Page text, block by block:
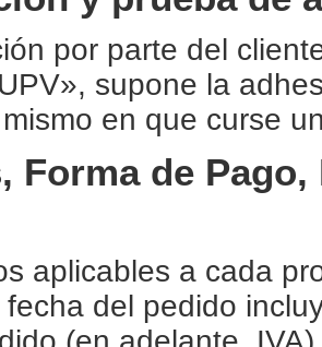
por parte del
supone la
en que curse
Forma de
aplicables a cada
del pedido